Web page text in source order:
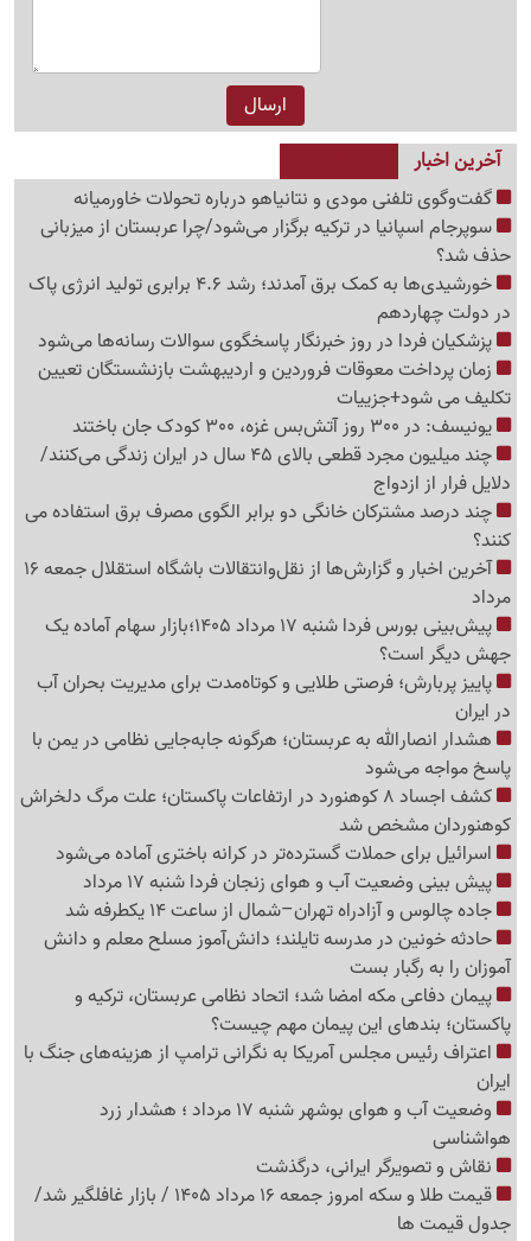
آخرین اخبار
گفت‌وگوی تلفنی مودی و نتانیاهو درباره تحولات خاورمیانه
سوپرجام اسپانیا در ترکیه برگزار می‌شود/چرا عربستان از میزبانی
حذف شد؟
خورشیدی‌ها به کمک برق آمدند؛ رشد 4.6 برابری تولید انرژی پاک
در دولت چهاردهم
پزشکیان فردا در روز خبرنگار پاسخگوی سوالات رسانه‌ها می‌شود
زمان پرداخت معوقات فروردین و اردیبهشت بازنشستگان تعیین
تکلیف می شود+جزییات
یونیسف: در 300 روز آتش‌بس غزه، 300 کودک جان باختند
چند میلیون مجرد قطعی بالای 45 سال در ایران زندگی می‌کنند/
دلایل فرار از ازدواج
چند درصد مشترکان خانگی دو برابر الگوی مصرف برق استفاده می
کنند؟
آخرین اخبار و گزارش‌ها از نقل‌وانتقالات باشگاه استقلال جمعه 16
مرداد
پیش‌بینی بورس فردا شنبه 17 مرداد 1405؛بازار سهام آماده یک
جهش دیگر است؟
پاییز پربارش؛ فرصتی طلایی و کوتاه‌مدت برای مدیریت بحران آب
در ایران
هشدار انصارالله به عربستان؛ هرگونه جابه‌جایی نظامی در یمن با
پاسخ مواجه می‌شود
کشف اجساد 8 کوهنورد در ارتفاعات پاکستان؛ علت مرگ دلخراش
کوهنوردان مشخص شد
اسرائیل برای حملات گسترده‌تر در کرانه باختری آماده می‌شود
پیش بینی وضعیت آب و هوای زنجان فردا شنبه 17 مرداد
جاده چالوس و آزادراه تهران–شمال از ساعت 14 یکطرفه شد
حادثه خونین در مدرسه تایلند؛ دانش‌آموز مسلح معلم و دانش
آموزان را به رگبار بست
پیمان دفاعی مکه امضا شد؛ اتحاد نظامی عربستان، ترکیه و
پاکستان؛ بندهای این پیمان مهم چیست؟
اعتراف رئیس مجلس آمریکا به نگرانی ترامپ از هزینه‌های جنگ با
ایران
وضعیت آب و هوای بوشهر شنبه 17 مرداد ؛ هشدار زرد
هواشناسی
نقاش و تصویرگر ایرانی، درگذشت
قیمت طلا و سکه امروز جمعه 16 مرداد 1405 / بازار غافلگیر شد/
جدول قیمت ها